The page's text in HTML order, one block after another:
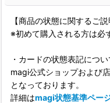
【商品の状態に関するご説
※初めて購入される方は必
・カードの状態表記につい
magi公式ショップおよび
となっております。
詳細はmagi状態基準ペー